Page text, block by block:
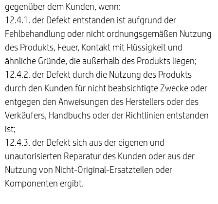
gegenüber dem Kunden, wenn:
12.4.1. der Defekt entstanden ist aufgrund der
Fehlbehandlung oder nicht ordnungsgemäßen Nutzung
des Produkts, Feuer, Kontakt mit Flüssigkeit und
ähnliche Gründe, die außerhalb des Produkts liegen;
12.4.2. der Defekt durch die Nutzung des Produkts
durch den Kunden für nicht beabsichtigte Zwecke oder
entgegen den Anweisungen des Herstellers oder des
Verkäufers, Handbuchs oder der Richtlinien entstanden
ist;
12.4.3. der Defekt sich aus der eigenen und
unautorisierten Reparatur des Kunden oder aus der
Nutzung von Nicht-Original-Ersatzteilen oder
Komponenten ergibt.